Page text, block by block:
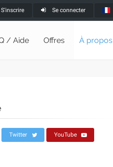
S'inscrire Se connecter
/ Aide Offres À propos
Twitter YouTube